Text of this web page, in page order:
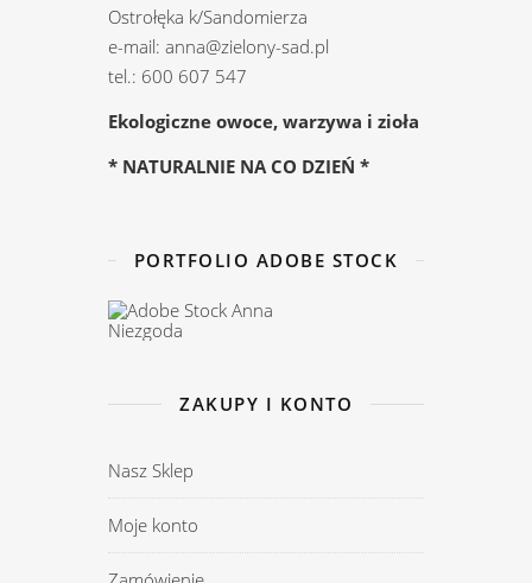
Ostrołęka k/Sandomierza
e-mail: anna@zielony-sad.pl
tel.: 600 607 547
Ekologiczne owoce, warzywa i zioła
* NATURALNIE NA CO DZIEŃ *
PORTFOLIO ADOBE STOCK
ZAKUPY I KONTO
Nasz Sklep
Moje konto